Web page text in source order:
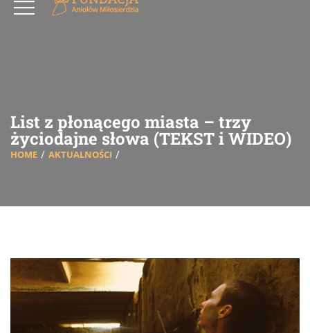
List z płonącego miasta – trzy
życiodajne słowa (TEKST i WIDEO)
HOME AKTUALNOŚCI